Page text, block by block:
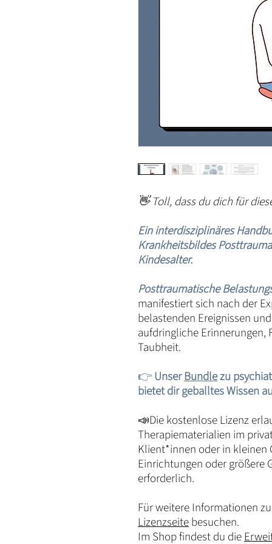
👋Toll, dass du dich für
Ein interdisziplinäres
Krankheitsbildes
Kindesalter.
Posttraumatische
manifestiert sich nach der
belastenden Ereignissen
aufdringliche
Taubheit.
👉UnserBundlezu
bietet dir geballtes Wissen
📣Die kostenlose Lizenz
Therapiematerialien im
Klient*innen oder in kleinen
Einrichtungen oder größere
erforderlich.
Für weitere Informationen
Lizenzseitebesuchen.
Im Shop findest du die